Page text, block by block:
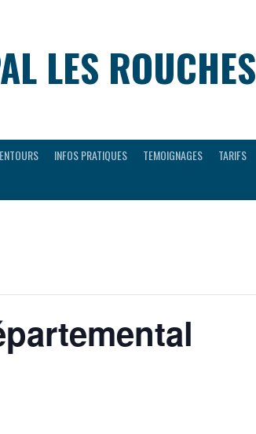
LES ROUCHES
INFOS PRATIQUES TEMOIGNAGES TARIFS